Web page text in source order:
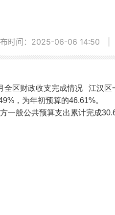
时间：2025-06-06 14:50
全区财政收支完成情况 江汉区
，为年初预算的46.61%。
一般公共预算支出累计完成